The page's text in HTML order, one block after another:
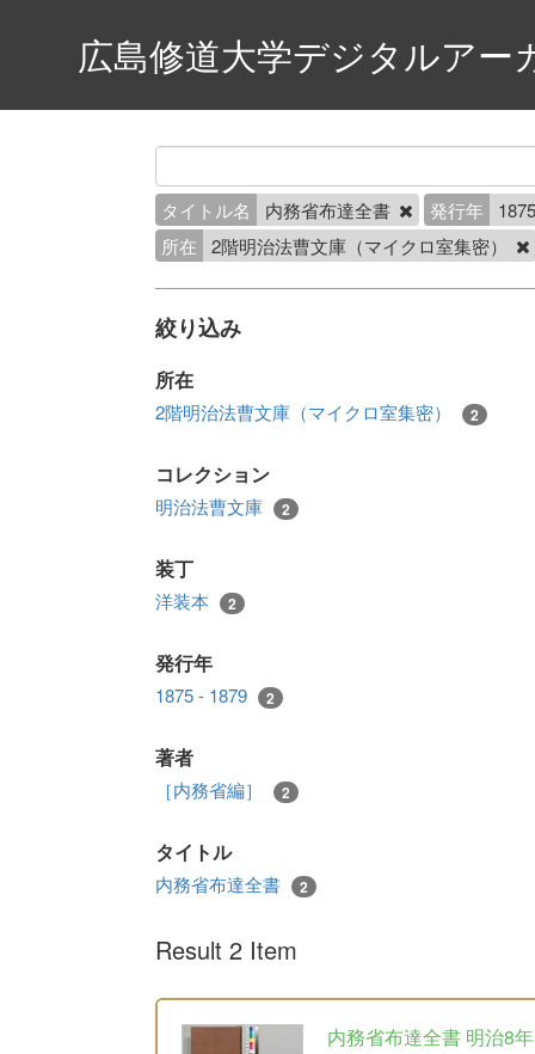
広島修道大学デジタルアー
タイトル名 内務省布達全書 発行年
所在
2階明治法曹文庫（マイクロ室集密）
絞り込み
所在
2階明治法曹文庫（マイクロ室集密） 2
コレクション
明治法曹文庫 2
装丁
洋装本 2
発行年
1875 - 1879 2
著者
［内務省編］ 2
タイトル
内務省布達全書 2
Result 2 Item
内務省布達全書 明治8年